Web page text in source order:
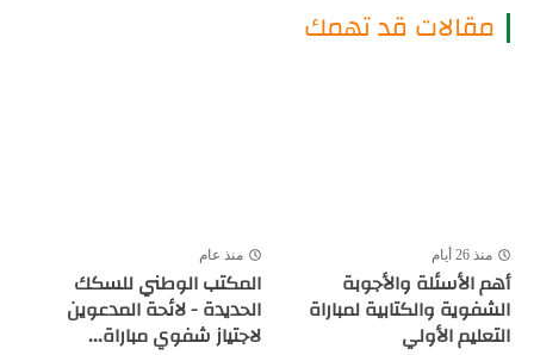
مقالات قد تهمك
منذ 26 أيام
أهم الأسئلة والأجوبة
الشفوية والكتابية لمباراة
التعليم الأولي
منذ عام
المكتب الوطني للسكك
الحديدة - لائحة المدعوين
لاجتياز شفوي مباراة...